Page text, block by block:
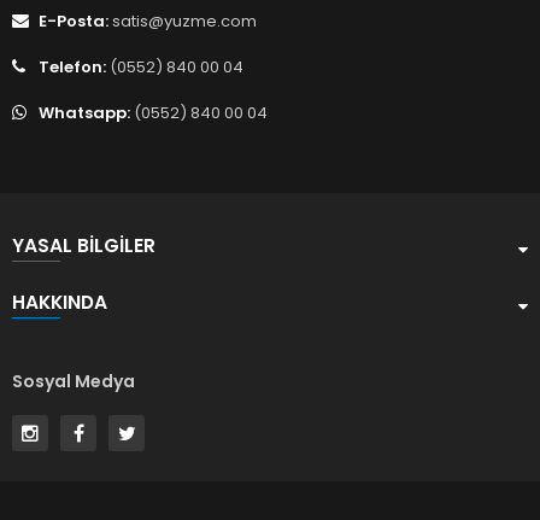
E-Posta:satis@yuzme.com
Telefon: (0552) 840 00 04
Whatsapp: (0552) 840 00 04
YASAL BILGILER
HAKKINDA
Sosyal Medya